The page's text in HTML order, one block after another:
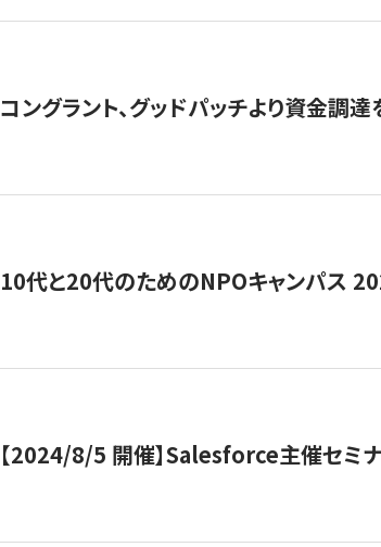
コングラント、グッドパッチより資金調
10代と20代のためのNPOキャンパス
【2024/8/5 開催】Salesforce主催セ